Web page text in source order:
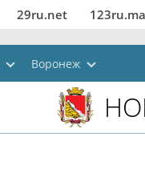
29ru.net
Воронеж